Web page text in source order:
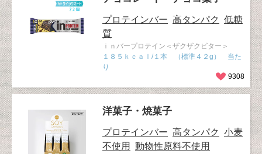
プロテインバー 高タンパク
低糖
質
ｉｎバープロテイン＜ザクザクビター＞
１８５ｋｃａｌ/１本 （標準４２g） 当た
り
9308
洋菓子・焼菓子
プロテインバー 高タンパク
小麦
不使用
動物性原料不使用